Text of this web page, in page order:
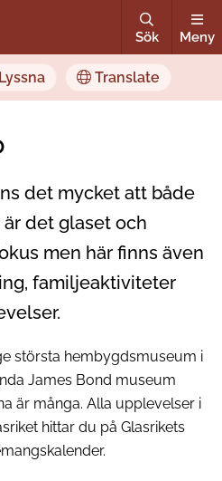
Sök Meny
Lyssna Translate
det mycket att både
är det glaset och
men här finns även
familjeaktiviteter
största hembygdsmuseum i
James Bond museum
är många. Alla upplevelser i
hittar du på Glasrikets